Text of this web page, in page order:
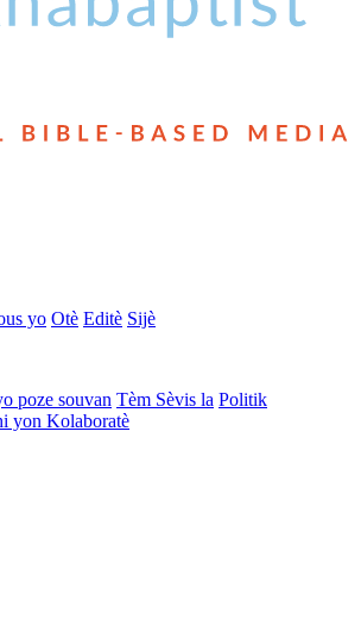
yo Otè Editè Sijè
poze souvan Tèm Sèvis la Politik
yon Kolaboratè